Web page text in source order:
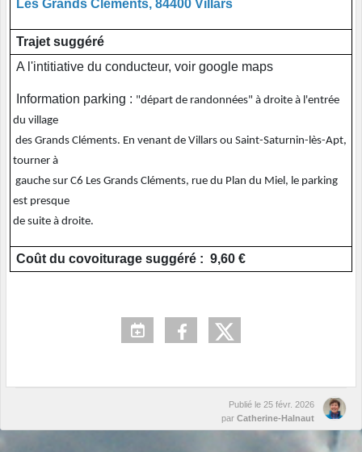
Les Grands Cléments, 84400 Villars
Trajet suggéré
A l'intitiative du conducteur, voir google maps
Information parking : "départ de randonnées" à droite à l'entrée
du village
des Grands Cléments. En venant de Villars ou Saint-Saturnin-lès-Apt,
tourner à
gauche sur C6 Les Grands Cléments, rue du Plan du Miel, le parking
est presque
de suite à droite.
Coût du covoiturage suggéré : 9,60 €
Publié le 25 févr. 2026
par Catherine-Halnaut